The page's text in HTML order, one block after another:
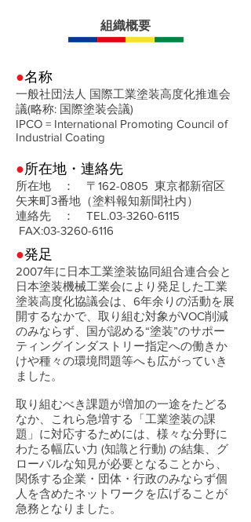
組織概要
●名称
一般社団法人 国際工業塗装高度化推進会
議(略称: 国際塗装会議)
IPCO = International Promoting Council of
Industrial Coating
●所在地・連絡先
所在地 ： 〒162-0805 東京都新宿区
矢来町3番地（塗料報知新聞社内）
連絡先 ： TEL.03-3260-6115
FAX:03-3260-6116
●発足
2007年に日本工業塗装協同組合連合会と
日本塗装機械工業会により発足した工業
塗装高度化協議会は、6年余りの活動を展
開するなかで、取り組む対象がVOC削減
のみならず、国が認める“塗装”のサポー
ティングインダストリー指定への働きか
けや種々の環境問題等へも広がっていき
ました。
取り組むべき課題が増加の一途をたどる
なか、これら急増する「工業塗装の課
題」に対応するためには、様々な分野に
わたる幅広い力 (知識と行動) の結集、グ
ローバルな知見が必要となることから、
関係する企業・団体・行政のみならず個
人を含めたネットワークを広げることが
急務となりました。